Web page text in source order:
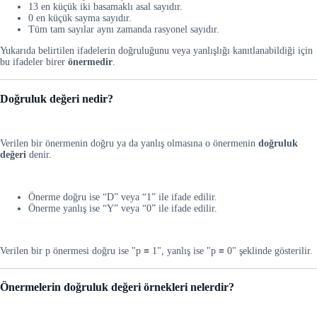
13 en küçük iki basamaklı asal sayıdır.
0 en küçük sayma sayıdır.
Tüm tam sayılar aynı zamanda rasyonel sayıdır.
Yukarıda belirtilen ifadelerin doğruluğunu veya yanlışlığı kanıtlanabildiği için
bu ifadeler birer önermedir.
Doğruluk değeri nedir?
Verilen bir önermenin doğru ya da yanlış olmasına o önermenin doğruluk
değeri denir.
Önerme doğru ise “D” veya “1” ile ifade edilir.
Önerme yanlış ise “Y” veya “0” ile ifade edilir.
Verilen bir p önermesi doğru ise "p ≡ 1", yanlış ise "p ≡ 0" şeklinde gösterilir.
Önermelerin doğruluk değeri örnekleri nelerdir?